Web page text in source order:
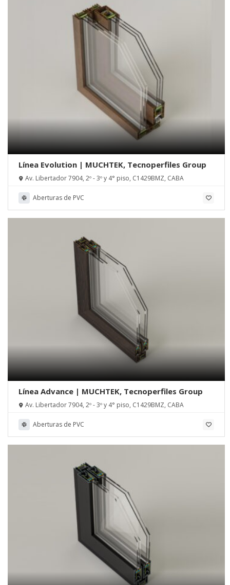
Línea Evolution | MUCHTEK, Tecnoperfiles Group
Av. Libertador 7904, 2º - 3º y 4° piso, C1429BMZ, CABA
Aberturas de PVC
Línea Advance | MUCHTEK, Tecnoperfiles Group
Av. Libertador 7904, 2º - 3º y 4° piso, C1429BMZ, CABA
Aberturas de PVC